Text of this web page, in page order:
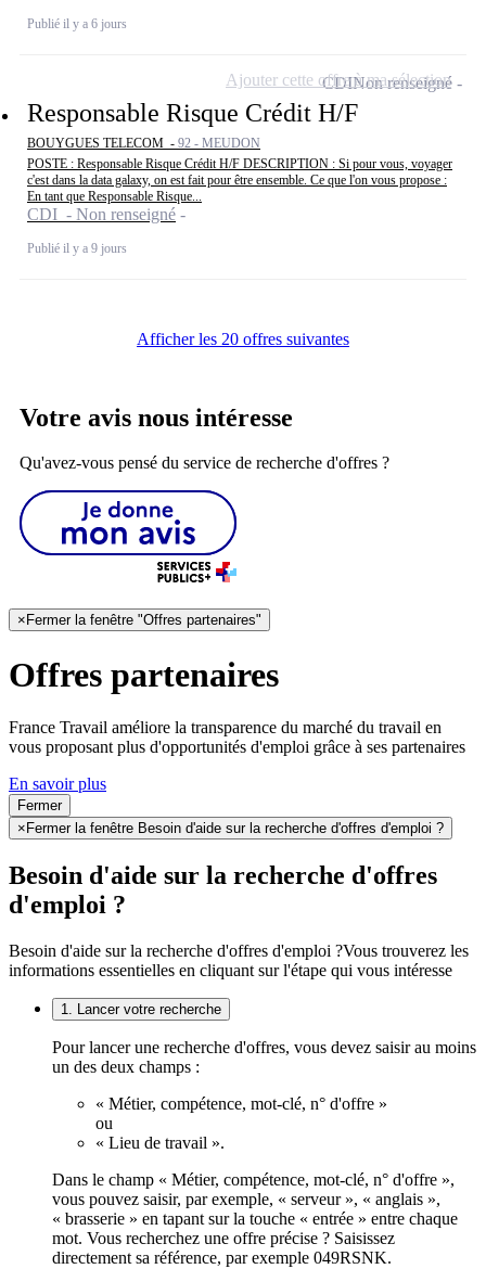
Publié il y a 6 jours
Responsable Risque Crédit H/F
BOUYGUES TELECOM - 92 - MEUDON
POSTE : Responsable Risque Crédit H/F DESCRIPTION : Si pour vous, voyager
c'est dans la data galaxy, on est fait pour être ensemble. Ce que l'on vous propose :
En tant que Responsable Risque...
CDI - Non renseigné
Publié il y a 9 jours
CDINon renseigné
Ajouter cette offre à ma sélection
Afficher les 20 offres suivantes
Votre avis nous intéresse
Qu'avez-vous pensé du service de recherche d'offres ?
× Fermer la fenêtre "Offres partenaires"
Offres partenaires
France Travail améliore la transparence du marché du travail en
vous proposant plus d'opportunités d'emploi grâce à ses partenaires
En savoir plus
Fermer
× Fermer la fenêtre Besoin d'aide sur la recherche d'offres d'emploi ?
Besoin d'aide sur la recherche d'offres
d'emploi ?
Besoin d'aide sur la recherche d'offres d'emploi ?Vous trouverez les
informations essentielles en cliquant sur l'étape qui vous intéresse
1. Lancer votre recherche
Pour lancer une recherche d'offres, vous devez saisir au moins
un des deux champs :
« Métier, compétence, mot-clé, n° d'offre »
ou
« Lieu de travail ».
Dans le champ « Métier, compétence, mot-clé, n° d'offre »,
vous pouvez saisir, par exemple, « serveur », « anglais »,
« brasserie » en tapant sur la touche « entrée » entre chaque
mot. Vous recherchez une offre précise ? Saisissez
directement sa référence, par exemple 049RSNK.